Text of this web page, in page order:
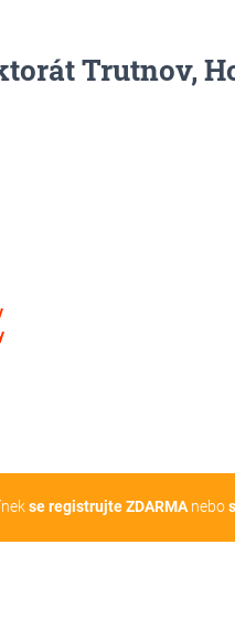
Trutnov,
se registrujte ZDARMAnebo